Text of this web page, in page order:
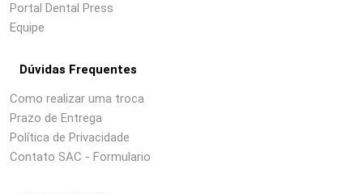
Portal Dental Press
Equipe
Dúvidas Frequentes
Como realizar uma troca
Prazo de Entrega
Política de Privacidade
Contato SAC - Formulario